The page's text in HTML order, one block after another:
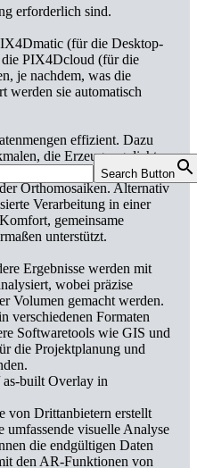
Search Button
erforderlich sind.
(für die Desktop-
die PIX4Dcloud (für die
je nachdem, was die
werden sie automatisch
effizient. Dazu
die Erzeugung dichter
3D-Meshes, Digitalen
Orthomosaiken. Alternativ
Verarbeitung in einer
gemeinsame
unterstützt.
Ergebnisse werden mit
wobei präzise
Volumen gemacht werden.
verschiedenen Formaten
Softwaretools wie GIS und
die Projektplanung und
as-built Overlay in
von Drittanbietern erstellt
visuelle Analyse
die endgültigen Daten
den AR-Funktionen von